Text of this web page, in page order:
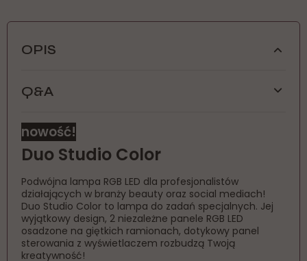
OPIS
Q&A
Jaka jest moc lampy Duo Studio Color?
lampy Duo Studio Color?
Ile waży lampa Duo Studio Color i jakie ma
wymiary?
nowość!
Duo Studio Color
Podwójna lampa RGB LED dla profesjonalistów
działających w branży beauty oraz social mediach!
Duo Studio Color to lampa do zadań specjalnych. Jej
wyjątkowy design, 2 niezależne panele RGB LED
osadzone na giętkich ramionach, dotykowy panel
sterowania z wyświetlaczem rozbudzą Twoją
kreatywność!